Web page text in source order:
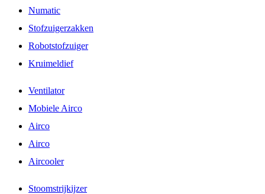
Numatic
Stofzuigerzakken
Robotstofzuiger
Kruimeldief
Ventilator
Mobiele Airco
Airco
Airco
Aircooler
Stoomstrijkijzer